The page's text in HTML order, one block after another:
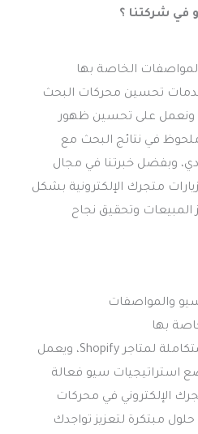
شركتنا ؟
تحسين محركات البحث
ونعمل على تحسين ظهور
في نتائج البحث مع
وبفضل خبرتنا في مجال
متجرك الإلكترونية بشكل
وتحقيق نجاح
نقدم أيضًا خدمات سيو المتكاملة لمتاجر Shopify، ويعمل
استراتيجيات سيو فعالة
الإلكتروني في محركات
مبتكرة لتعزيز تواجدك